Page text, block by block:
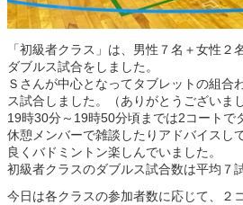
「初級者クラス」は、男性７名＋女性２
ダブルス試合をしました。
Ｓさんが中心となってタブレットの組合
ス試合しました。（ありがとうございまし
19時30分～19時50分頃までは2コートで
休憩メンバーで雑談したりアドバイスし
良くバドミントン楽しんでいました。
初級者クラスのダブルス試合数は平均７
今日は各クラスの参加者数に応じて、２